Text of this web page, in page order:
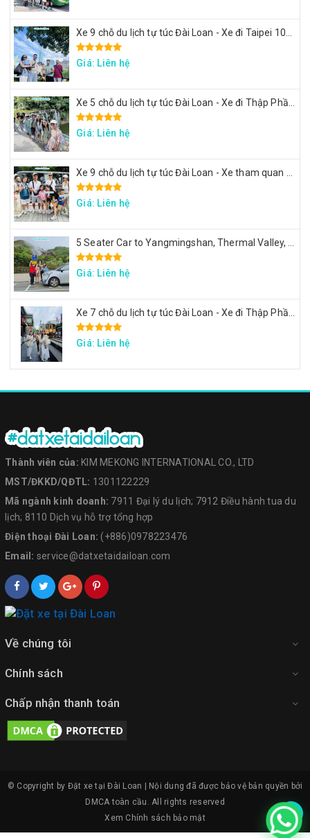
Giá: Liên hệ
Giá: Liên hệ
Giá: Liên hệ
Giá: Liên hệ
Giá: Liên hệ
Thành viên của: KIM MEKONG INTERNATIONAL CO., LTD
MST/ĐKKD/QĐTL: 1301122229
Mã ngành kinh doanh: 7911 Đại lý du lịch; 7912 Điều hành tua du
lịch; 8110 Dịch vụ hỗ trợ tổng hợp
Điện thoại Đài Loan: (+886)0978223476
Email: service@datxetaidailoan.com
Về chúng tôi
Chính sách
Chấp nhận thanh toán
© Copyright by Đặt xe tại Đài Loan | Nội dung đã được bảo vệ bản quyền bởi
DMCA toàn cầu. All rights reserved
Xem Chính sách bảo mật